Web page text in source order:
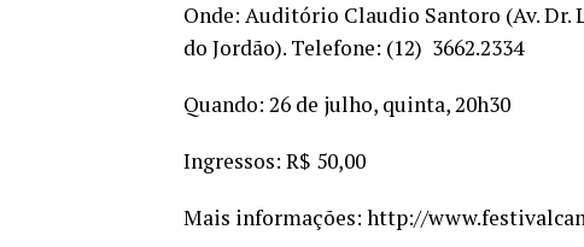
Onde: Auditório Claudio Santoro (Av. Dr.
do Jordão). Telefone: (12) 3662.2334
Quando: 26 de julho, quinta, 20h30
Ingressos: R$ 50,00
Mais informações: http://